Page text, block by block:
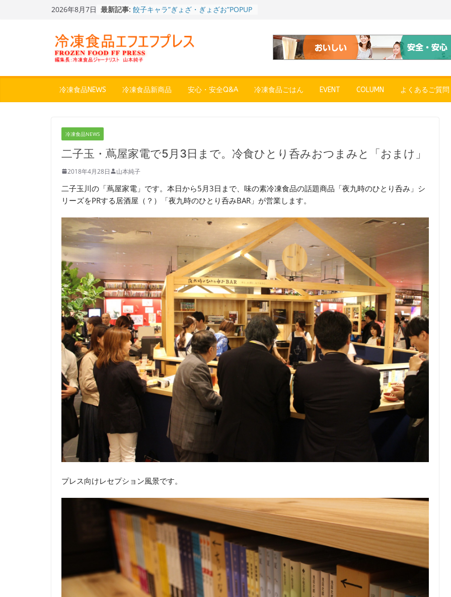
2026年8月7日 最新記事: 餃子キャラ”ぎょざ・ぎょざお”POPUP
「CHEESE WONDER」5周年～夏に限
定さわやかフレーバー「CHEESE
WONDER YELLOW」復刻発売中
どん兵衛 大盛 きつねうどん」
「同 肉うどん」
冷凍ワンプレート№1のニップン、9月
から新ブランド『ニップン、彩りごは
ん。』～”おいしさ”をアピール
冷凍食品NEWS 冷凍食品新商品 安心・安全Q&A 冷凍食品ごはん EVENT COLUMN よくあるご質問
冷凍食品NEWS
二子玉・蔦屋家電で5月3日まで。冷食ひとり呑みおつまみと「おまけ」
2018年4月28日 山本純子
二子玉川の「蔦屋家電」です。本日から5月3日まで、味の素冷凍食品の話題商品「夜九時のひとり呑み」シ
リーズをPRする居酒屋（？）「夜九時のひとり呑みBAR」が営業します。
プレス向けレセプション風景です。